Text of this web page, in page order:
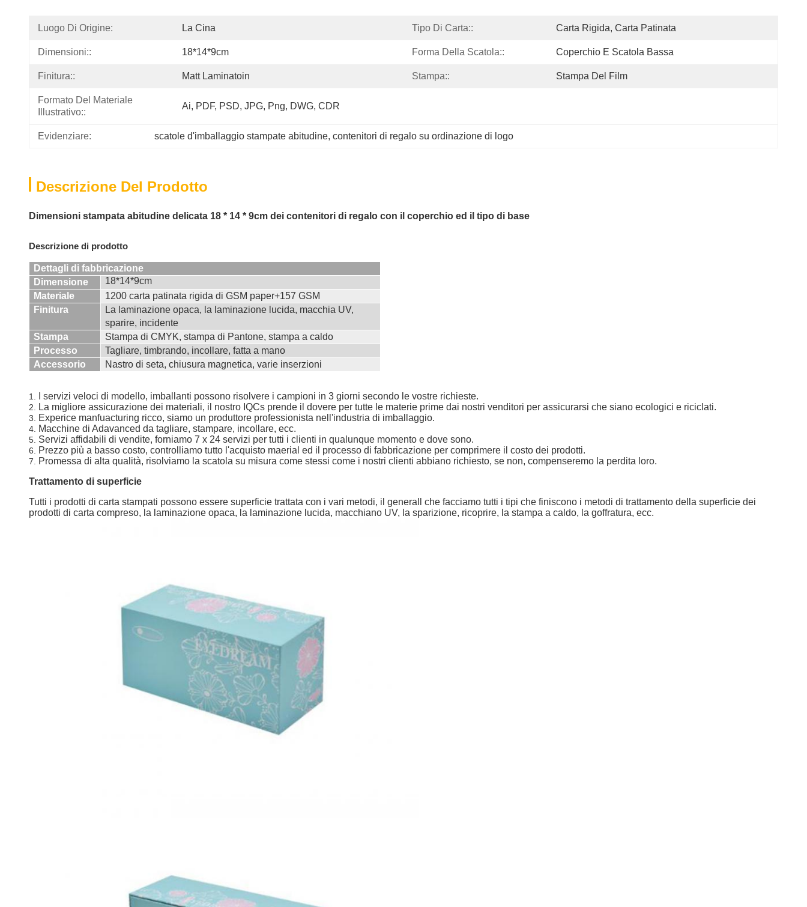
Luogo Di Origine: La Cina Tipo Di Carta:: Carta Rigida, Carta Patinata
Dimensioni:: 18*14*9cm Forma Della Scatola:: Coperchio E Scatola Bassa
Finitura:: Matt Laminatoin Stampa:: Stampa Del Film
Formato Del Materiale
Illustrativo::
Ai, PDF, PSD, JPG, Png, DWG, CDR
Evidenziare: scatole d'imballaggio stampate abitudine, contenitori di regalo su ordinazione di logo
Descrizione Del Prodotto
Dimensioni stampata abitudine delicata 18 * 14 * 9cm dei contenitori di regalo con il coperchio ed il tipo di base
Descrizione di prodotto
Dettagli di fabbricazione
Dimensione
18*14*9cm
Materiale
1200 carta patinata rigida di GSM paper+157 GSM
Finitura
La laminazione opaca, la laminazione lucida, macchia UV,
sparire, incidente
Stampa
Stampa di CMYK, stampa di Pantone, stampa a caldo
Processo
Tagliare, timbrando, incollare, fatta a mano
Accessorio
Nastro di seta, chiusura magnetica, varie inserzioni
1. I servizi veloci di modello, imballanti possono risolvere i campioni in 3 giorni secondo le vostre richieste.
2. La migliore assicurazione dei materiali, il nostro IQCs prende il dovere per tutte le materie prime dai nostri venditori per assicurarsi che siano ecologici e riciclati.
3. Experice manfuacturing ricco, siamo un produttore professionista nell'industria di imballaggio.
4. Macchine di Adavanced da tagliare, stampare, incollare, ecc.
5. Servizi affidabili di vendite, forniamo 7 x 24 servizi per tutti i clienti in qualunque momento e dove sono.
6. Prezzo più a basso costo, controlliamo tutto l'acquisto maerial ed il processo di fabbricazione per comprimere il costo dei prodotti.
7.
Promessa di alta qualità, risolviamo la scatola su misura come stessi come i nostri clienti abbiano richiesto, se non, compenseremo la perdita loro.
Trattamento di superficie
Tutti i prodotti di carta stampati possono essere superficie trattata con i vari metodi, il generall che facciamo tutti i tipi che finiscono i metodi di trattamento della superficie dei
prodotti di carta compreso, la laminazione opaca, la laminazione lucida, macchiano UV, la sparizione, ricoprire, la stampa a caldo, la goffratura, ecc.